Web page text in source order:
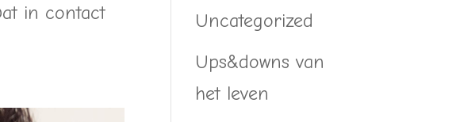
in contact
Uncategorized
Ups&downs van
het leven